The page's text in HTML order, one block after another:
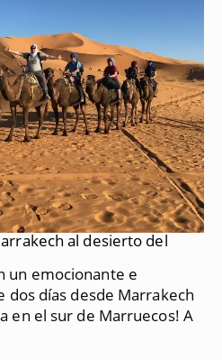
al desierto del
un emocionante e
días desde Marrakech
en el sur de Marruecos! A